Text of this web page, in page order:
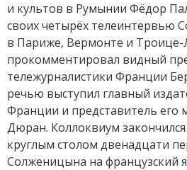
и культов в Румынии Фёдор
своих четырёх телеинтервью
в Париже, Вермонте и Троице-
прокомментировал видный
тележурналистики Франции
речью выступил главный
Франции и представитель его
Дюран. Коллоквиум
круглым столом двенадцати
Солженицына на французский